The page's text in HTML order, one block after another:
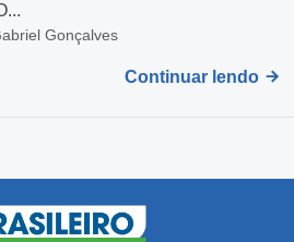
Gonçalves
Continuar lendo